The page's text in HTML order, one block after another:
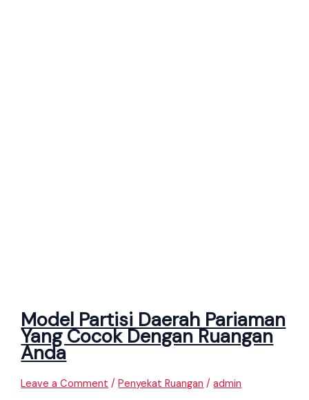
Model Partisi Daerah Pariaman
Yang Cocok Dengan Ruangan
Anda
Leave a Comment /Penyekat Ruangan /admin